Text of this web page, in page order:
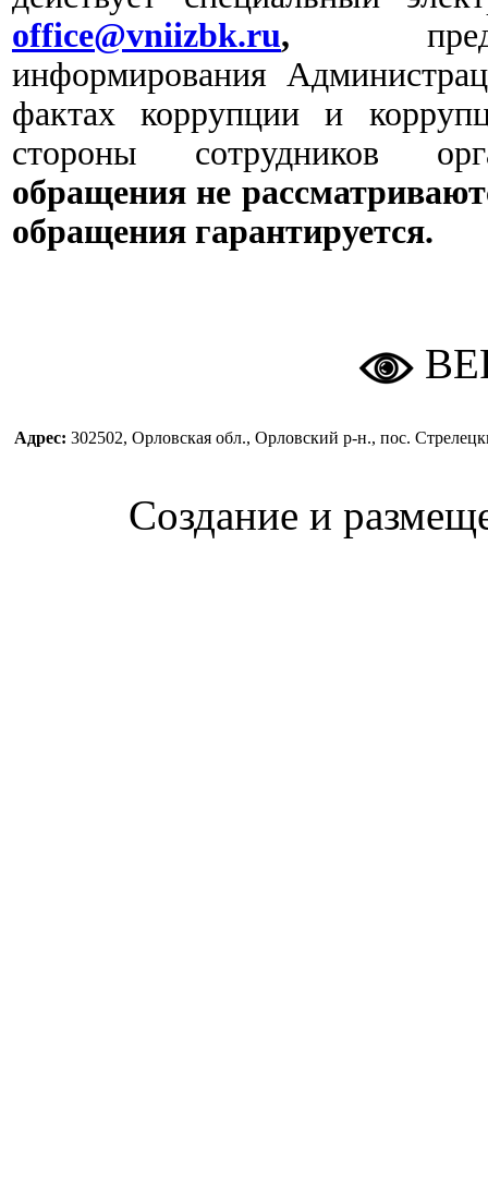
office@vniizbk.ru,
информирования
фактах коррупции и
стороны сотрудников
обращения не
обращения гарантируется.
Адрес: 302502, Орловская обл., Орловский р-н., пос.
Создание и